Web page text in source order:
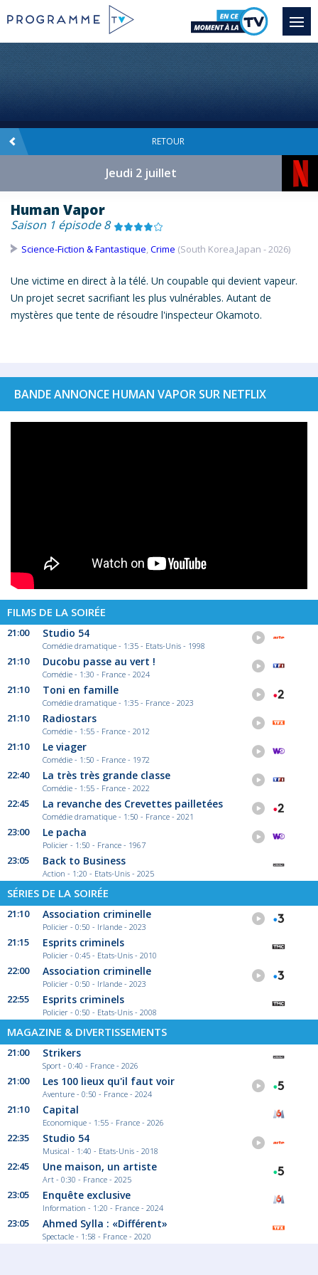
RETOUR
Jeudi 2 juillet
Human Vapor
Saison 1 épisode 8
Science-Fiction & Fantastique,Crime (South Korea,Japan - 2026)
Une victime en direct à la télé. Un coupable qui devient vapeur.
Un projet secret sacrifiant les plus vulnérables. Autant de
mystères que tente de résoudre l'inspecteur Okamoto.
BANDE ANNONCE HUMAN VAPOR SUR NETFLIX
FILMS DE LA SOIRÉE
21:00 Studio 54
Comédie dramatique - 1:35 - Etats-Unis - 1998
21:10 Ducobu passe au vert !
Comédie - 1:30 - France - 2024
21:10 Toni en famille
Comédie dramatique - 1:35 - France - 2023
21:10 Radiostars
Comédie - 1:55 - France - 2012
21:10 Le viager
Comédie - 1:50 - France - 1972
22:40 La très très grande classe
Comédie - 1:55 - France - 2022
22:45 La revanche des Crevettes pailletées
Comédie dramatique - 1:50 - France - 2021
23:00 Le pacha
Policier - 1:50 - France - 1967
23:05 Back to Business
Action - 1:20 - Etats-Unis - 2025
SÉRIES DE LA SOIRÉE
21:10 Association criminelle
Policier - 0:50 - Irlande - 2023
21:15 Esprits criminels
Policier - 0:45 - Etats-Unis - 2010
22:00 Association criminelle
Policier - 0:50 - Irlande - 2023
22:55 Esprits criminels
Policier - 0:50 - Etats-Unis - 2008
MAGAZINE & DIVERTISSEMENTS
21:00 Strikers
Sport - 0:40 - France - 2026
21:00 Les 100 lieux qu'il faut voir
Aventure - 0:50 - France - 2024
21:10 Capital
Economique - 1:55 - France - 2026
22:35 Studio 54
Musical - 1:40 - Etats-Unis - 2018
22:45 Une maison, un artiste
Art - 0:30 - France - 2025
23:05 Enquête exclusive
Information - 1:20 - France - 2024
23:05 Ahmed Sylla : «Différent»
Spectacle - 1:58 - France - 2020